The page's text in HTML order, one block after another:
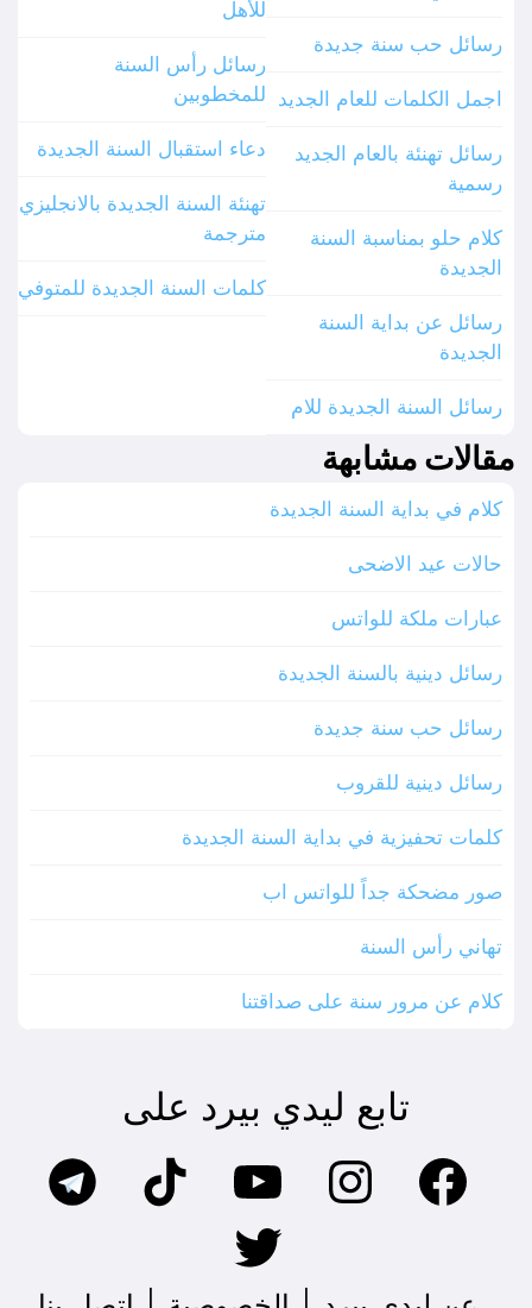
رسائل حب سنة جديدة
اجمل الكلمات للعام الجديد
رسائل تهنئة بالعام الجديد
رسمية
كلام حلو بمناسبة السنة
الجديدة
رسائل عن بداية السنة
الجديدة
رسائل السنة الجديدة للام
للأهل
رسائل رأس السنة
للمخطوبين
دعاء استقبال السنة الجديدة
تهنئة السنة الجديدة بالانجليزي
مترجمة
كلمات السنة الجديدة للمتوفي
مقالات مشابهة
كلام في بداية السنة الجديدة
حالات عيد الاضحى
عبارات ملكة للواتس
رسائل دينية بالسنة الجديدة
رسائل حب سنة جديدة
رسائل دينية للقروب
كلمات تحفيزية في بداية السنة الجديدة
صور مضحكة جداً للواتس اب
تهاني رأس السنة
كلام عن مرور سنة على صداقتنا
تابع ليدي بيرد على